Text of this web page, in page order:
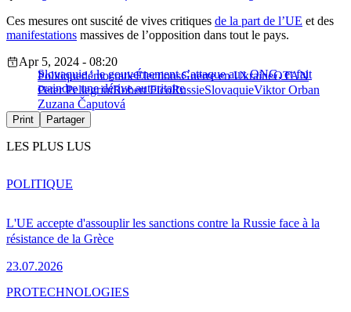
Ces mesures ont suscité de vives critiques de la part de l’UE et des
manifestations massives de l’opposition dans tout le pays.
Slovaquie : le gouvernement s’attaque aux ONG, et fait
craindre une dérive autoritaire
Apr 5, 2024 - 08:20
PolitiquedémocratieÉlectionsGuerre en UkraineOTAN
Peter PellegriniRobert FicoRussieSlovaquieViktor Orban
Zuzana Čaputová
Print Partager
LES PLUS LUS
L'UE accepte d'assouplir les sanctions contre la Russie face à la
résistance de la Grèce
23.07.2026
POLITIQUE
PROTECHNOLOGIES